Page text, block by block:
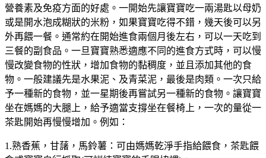
營養素及免疫方面的好處。一開始先讓寶寶吃一兩湯匙以母奶
或是開水泡成糊狀的米粉，如果寶寶吃得不錯，幾天後可以另
外再餵一餐。通常約在開始進食兩個月後左右，可以一天吃到
三餐的副食品。一旦寶寶熟悉適應不同的進食方式時，可以慢
慢改變食物的性狀，增加食物的黏稠度，並且添加其他的食
物。一般建議先是水果泥、及青菜泥，最後是肉類。一次只給
予一種新的食物，並一星期後再嘗試另一種新的食物。讓寶寶
坐在媽媽的大腿上，給予適當支撐坐在餐椅上，一次的量從一
茶匙開始再慢慢增加。例如：
1.熟香蕉，甘藷，馬鈴薯：可由媽媽乾淨手指給餵食，茶匙餵